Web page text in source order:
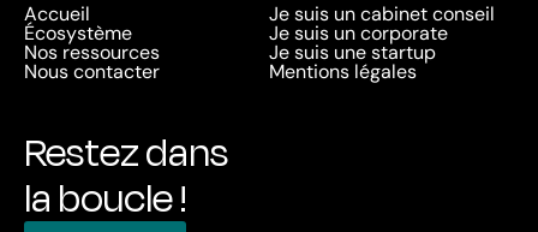
Accueil
Écosystème
Nos ressources
Nous contacter
Je suis un cabinet conseil
Je suis un corporate
Je suis une startup
Mentions légales
Restez dans
la boucle !